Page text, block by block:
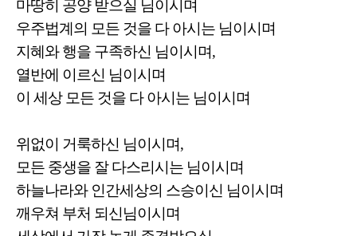
마땅히 공양 받으실 님이시며
우주법계의 모든 것을 다 아시는 님이시며
지혜와 행을 구족하신 님이시며,
열반에 이르신 님이시며
이 세상 모든 것을 다 아시는 님이시며
위없이 거룩하신 님이시며,
모든 중생을 잘 다스리시는 님이시며
하늘나라와 인간세상의 스승이신 님이시며
깨우쳐 부처 되신님이시며